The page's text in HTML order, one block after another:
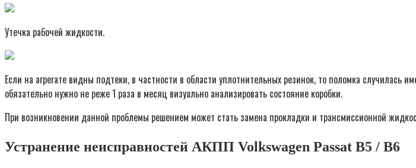
Утечка рабочей жидкости.
Если на агрегате видны подтеки, в частности в области уплотнительных резинок, то поломка
обязательно нужно не реже 1 раза в месяц визуально анализировать состояние коробки.
При возникновении данной проблемы решением может стать замена прокладки и трансмиссионной
Устранение неисправностей АКПП Volkswagen Passat B5 / B6